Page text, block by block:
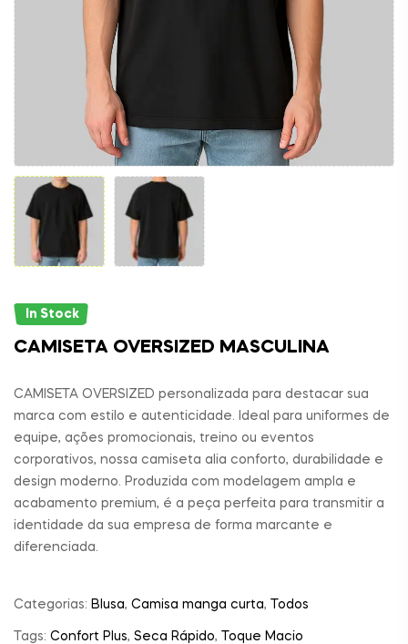
In Stock
CAMISETA OVERSIZED MASCULINA
CAMISETA OVERSIZED personalizada para destacar sua
marca com estilo e autenticidade. Ideal para uniformes de
equipe, ações promocionais, treino ou eventos
corporativos, nossa camiseta alia conforto, durabilidade e
design moderno. Produzida com modelagem ampla e
acabamento premium, é a peça perfeita para transmitir a
identidade da sua empresa de forma marcante e
diferenciada.
Categorias: Blusa, Camisa manga curta, Todos
Tags: Confort Plus, Seca Rápido, Toque Macio